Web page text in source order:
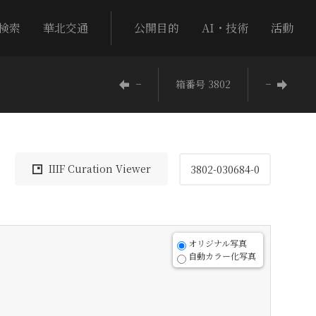
索 華北交通 公開目的 AI・技術 活動
− 箱番号 3802 −
IIIF Curation Viewer 3802-030684-0
オリジナル写真
自動カラー化写真